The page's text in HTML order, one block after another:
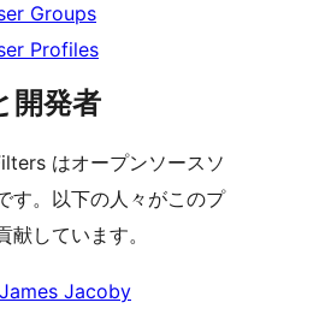
Groups
Profiles
開発者
はオープンソースソ
す。以下の人々がこのプ
献しています。
Jacoby